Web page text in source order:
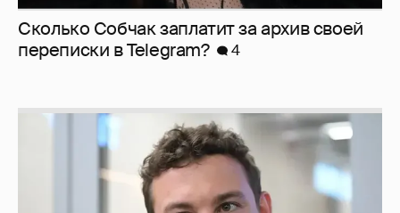
Сколько Собчак заплатит за архив своей
перeписки в Telegram?
4